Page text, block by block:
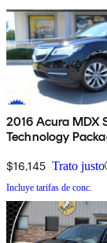
2016 Acura MDX
Technology
$16,145 Trato justo
Incluye tarifas de conc.